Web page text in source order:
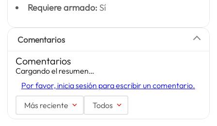
Requiere armado: Sí
Comentarios
Comentarios
Cargando el resumen…
Por favor, inicia sesión para escribir un comentario.
Más reciente Todos